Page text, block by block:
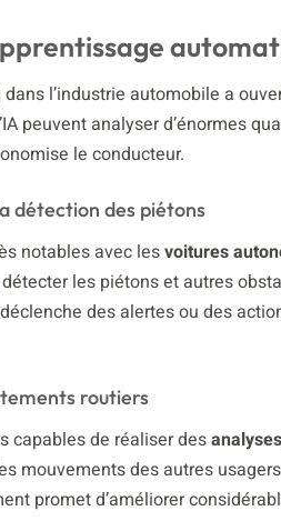
dans l’industrie automobile a
peuvent analyser d’énormes
le conducteur.
détection des piétons
notables avec lesvoitures
les piétons et autres
des alertes ou des
routiers
capables de réaliser des
mouvements des autres
promet d’améliorer